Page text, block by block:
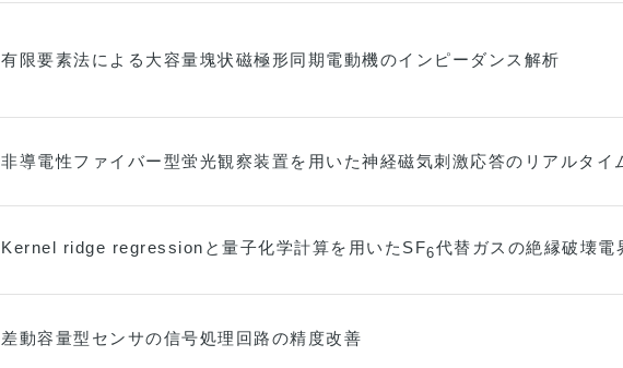
有限要素法による大容量塊状磁極形同期電動機のインピーダンス解析
非導電性ファイバー型蛍光観察装置を用いた神経磁気刺激応答のリアルタイ
Kernel ridge regressionと量子化学計算を用いたSF6代替ガスの絶縁破壊電
差動容量型センサの信号処理回路の精度改善